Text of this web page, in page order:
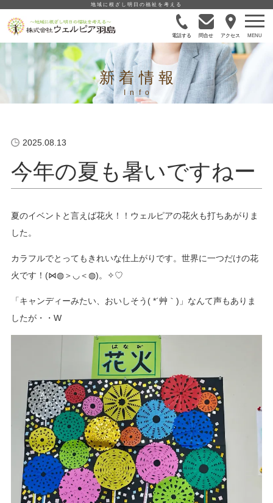
地域に根ざし明日の福祉を考える
電話する 問合せ アクセス
新着情報
2025.08.13
今年の夏も暑いですねー
夏のイベントと言えば花火！！ウェルピアの花火も打ちあがりま
した。
カラフルでとってもきれいな仕上がりです。世界に一つだけの花
火です！(⋈◍＞◡＜◍)。✧♡
「キャンディーみたい、おいしそう( *´艸｀)」なんて声もありま
したが・・W